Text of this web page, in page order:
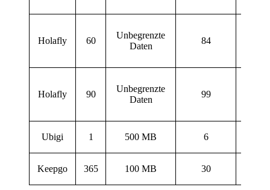
Holafly 60
Unbegrenzte
Daten
84
Holafly 90
Unbegrenzte
Daten
99
Ubigi 1 500 MB 6
Keepgo 365 100 MB 30